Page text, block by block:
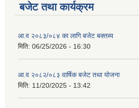
बजेट तथा कार्यक्रम
आ.व २०८३/०८४ का लागि बजेट बक्तब्य
मिति: 06/25/2026 - 16:30
आ.व २०८२/०८३ वार्षिक बजेट तथा योजना
मिति: 11/20/2025 - 13:42